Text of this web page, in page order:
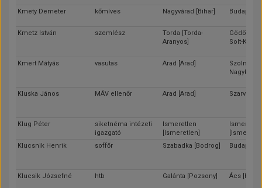
Kmety Demeter kőmíves Nagyvárad [Bihar] Budapest
Kmetz István szemlész
Torda [Torda-
Aranyos]
Gödöllő
Solt-
Kmert Mátyás vasutas Arad [Arad]
Szolnok
Nagykun-
Kluska János MÁV ellenőr Arad [Arad] Szarvas
Klug Péter
siketnéma intézeti
igazgató
Ismeretlen
[Ismeretlen]
Klucsnik Henrik
soffőr Szabadka [Bodrog] Budapest
Klucsik Józsefné htb Galánta [Pozsony] Ács